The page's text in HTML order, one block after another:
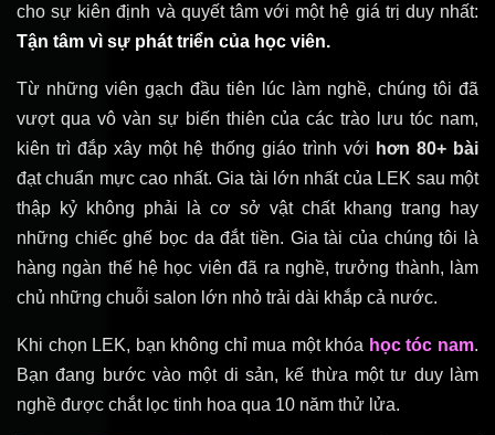
cho sự kiên định và quyết tâm với một hệ giá trị duy nhất:
Tận tâm vì sự phát triển của học viên.
Từ những viên gạch đầu tiên lúc làm nghề, chúng tôi đã
vượt qua vô vàn sự biến thiên của các trào lưu tóc nam,
kiên trì đắp xây một hệ thống giáo trình với hơn 80+ bài
đạt chuẩn mực cao nhất. Gia tài lớn nhất của LEK sau một
thập kỷ không phải là cơ sở vật chất khang trang hay
những chiếc ghế bọc da đắt tiền. Gia tài của chúng tôi là
hàng ngàn thế hệ học viên đã ra nghề, trưởng thành, làm
chủ những chuỗi salon lớn nhỏ trải dài khắp cả nước.
Khi chọn LEK, bạn không chỉ mua một khóa học tóc nam.
Bạn đang bước vào một di sản, kế thừa một tư duy làm
nghề được chắt lọc tinh hoa qua 10 năm thử lửa.